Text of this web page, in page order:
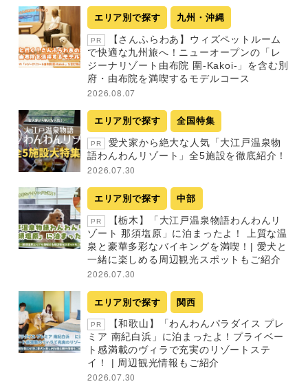
エリア別で探す 九州・沖縄
PR
【さんふらわあ】ウィズペットルーム
で快適な九州旅へ！ニューオープンの「レ
ジーナリゾート由布院 圍-Kakoi-」を含む別
府・由布院を満喫するモデルコース
2026.08.07
エリア別で探す 全国特集
PR
愛犬家から絶大な人気「大江戸温泉物
語わんわんリゾート」全5施設を徹底紹介！
2026.07.30
エリア別で探す 中部
PR
【栃木】「大江戸温泉物語わんわんリ
ゾート 那須塩原」に泊まったよ！ 上質な温
泉と豪華多彩なバイキングを満喫！| 愛犬と
一緒に楽しめる周辺観光スポットもご紹介
2026.07.30
エリア別で探す 関西
PR
【和歌山】「わんわんパラダイス プレ
ミア 南紀白浜」に泊まったよ！プライベー
ト感満載のヴィラで充実のリゾートステ
イ！ | 周辺観光情報もご紹介
2026.07.30